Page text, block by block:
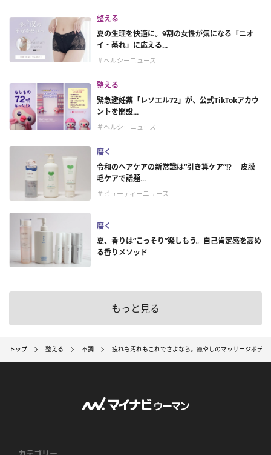
整える
夏の生理を快適に。9割の女性が気になる「ニオ
イ・蒸れ」に応える...
＃ヘルシーニュース
整える
緊急避妊薬「レソエル72」が、公式TikTokアカウ
ントを開設...
＃ヘルシーニュース
磨く
令和のヘアケアの新常識は“引き算ケア”!? 皮膜
毛ケアで話題...
＃ビューティーニュース
磨く
夏、香りは“こっそり”楽しもう。自己肯定感を高め
る香りメソッド
もっと見る
トップ 整える 不調 疲れも汚れもこれでさよなら。癒やしのマッサージボディ